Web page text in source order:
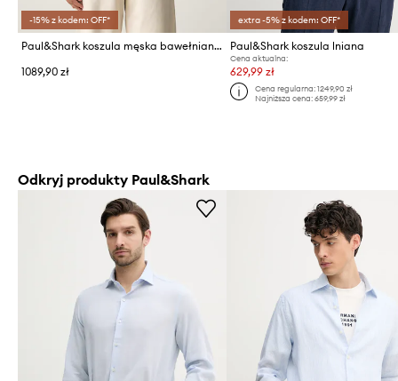
-15% z kodem: OFF*
Paul&Shark koszula męska bawełniana
1089,90 zł
extra -5% z kodem: OFF*
Paul&Shark koszula lniana
Cena aktualna:
629,99 zł
Cena regularna: 1249,90 zł
Najniższa cena: 659,99 zł
Odkryj produkty Paul&Shark